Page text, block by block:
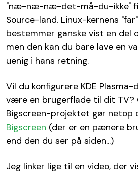
"næ-næ-næ-det-må-du-ikke"
Source-land. Linux-kernens
bestemmer ganske vist en del
men den kan du bare lave en
uenig i hans retning.
Vil du konfigurere KDE
være en brugerflade til dit TV?
Bigscreen-projektet gør netop
Bigscreen (der er en pænere
end den du ser på siden...)
Jeg linker lige til en video, der